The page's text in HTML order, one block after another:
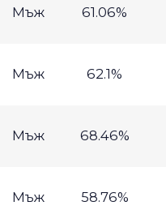
Мъж 61.06%
Мъж 62.1%
Мъж 68.46%
Мъж 58.76%